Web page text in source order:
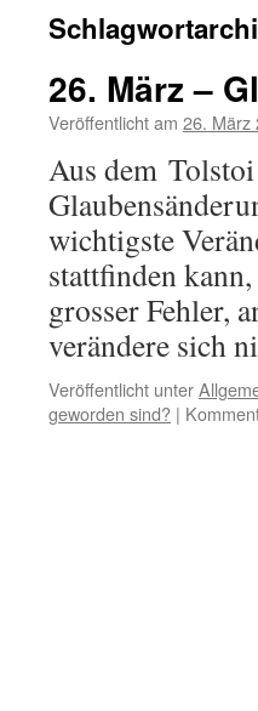
26. März –
Veröffentlicht am 26. März
Aus dem
wichtigste
stattfinden
grosser Fehler,
verändere sich
Veröffentlicht unter
geworden sind? |